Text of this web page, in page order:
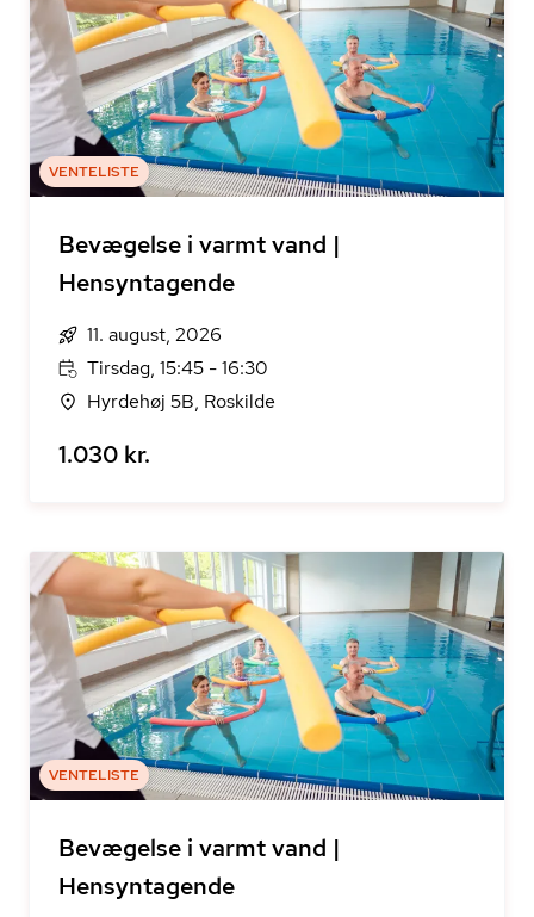
VENTELISTE
Bevægelse i varmt vand |
Hensyntagende
11. august, 2026
Tirsdag, 15:45 - 16:30
Hyrdehøj 5B, Roskilde
1.030 kr.
VENTELISTE
Bevægelse i varmt vand |
Hensyntagende